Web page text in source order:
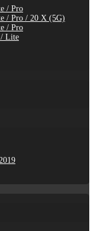
/ Pro
/ Pro / 20 X (5G)
/ Pro
/ Lite